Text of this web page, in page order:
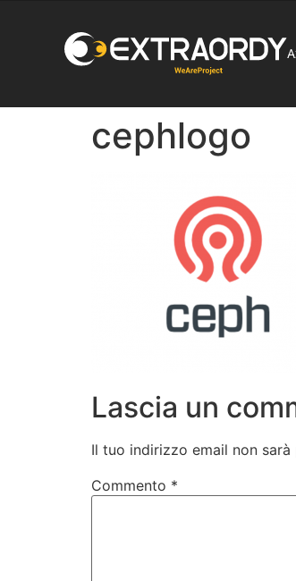
cephlogo
Lascia un
Il tuo indirizzo email non
Commento *